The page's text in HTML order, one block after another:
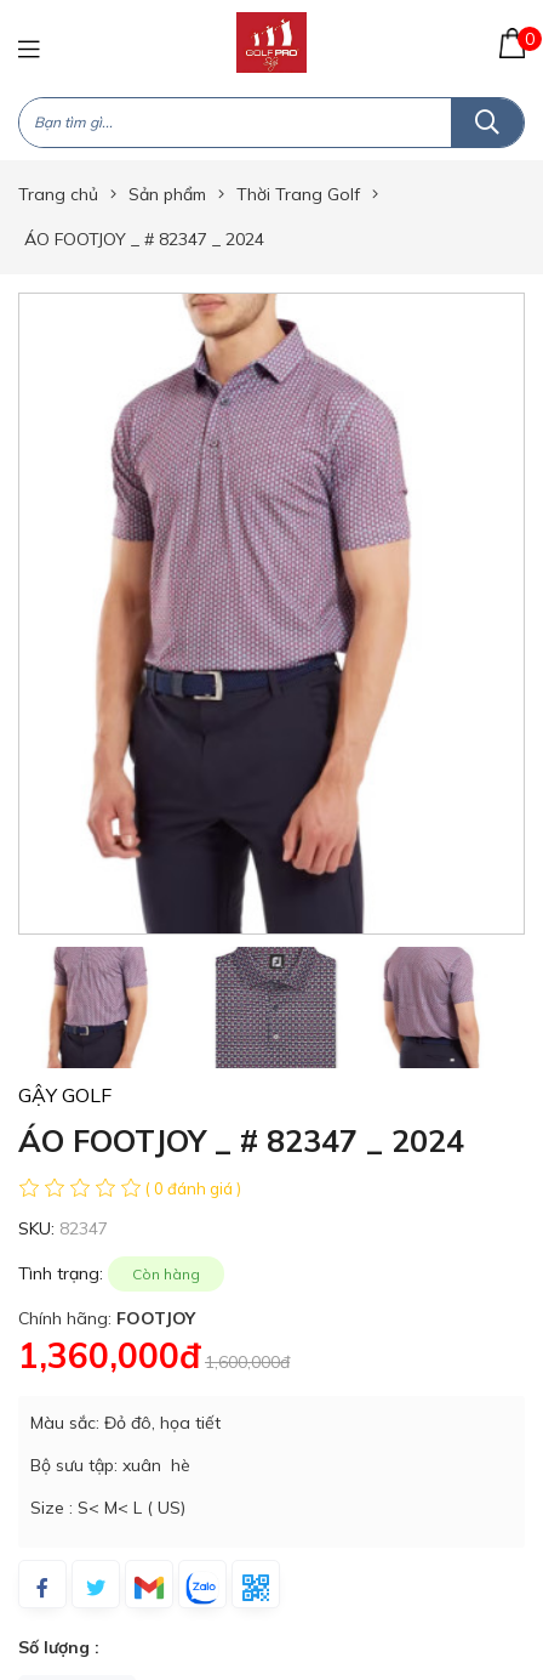
0
Trang chủ Sản phẩm Thời Trang Golf
ÁO FOOTJOY _ # 82347 _ 2024
GẬY GOLF
ÁO FOOTJOY _ # 82347 _ 2024
( 0 đánh giá )
SKU: 82347
Tình trạng: Còn hàng
Chính hãng: FOOTJOY
1,360,000đ 1,600,000đ
Màu sắc: Đỏ đô, họa tiết
Bộ sưu tập: xuân hè
Size : S< M< L ( US)
Số lượng :